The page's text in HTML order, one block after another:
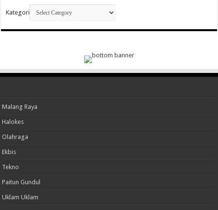
Kategori
Malang Raya
Halokes
Olahraga
Ekbis
Tekno
Paitun Gundul
Uklam Uklam